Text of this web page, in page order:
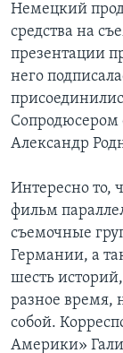
Немецкий
средства на
презентации
него
Сопродюсером
Александр
Интересно то,
фильм
съемочные
Германии, а
шесть
разное время,
собой.
Америки»